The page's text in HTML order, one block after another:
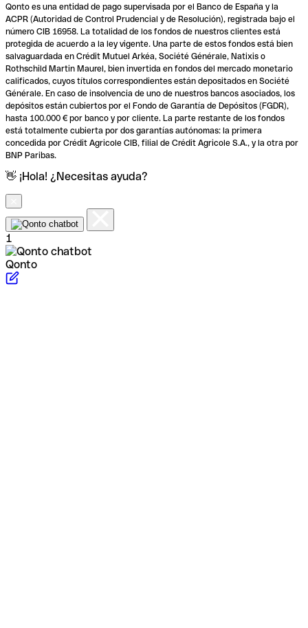
Qonto es una entidad de pago supervisada por el Banco de España y la
ACPR (Autoridad de Control Prudencial y de Resolución), registrada bajo el
número CIB 16958. La totalidad de los fondos de nuestros clientes está
protegida de acuerdo a la ley vigente. Una parte de estos fondos está bien
salvaguardada en Crédit Mutuel Arkéa, Société Générale, Natixis o
Rothschild Martin Maurel, bien invertida en fondos del mercado monetario
calificados, cuyos títulos correspondientes están depositados en Société
Générale. En caso de insolvencia de uno de nuestros bancos asociados, los
depósitos están cubiertos por el Fondo de Garantía de Depósitos (FGDR),
hasta 100.000 € por banco y por cliente. La parte restante de los fondos
está totalmente cubierta por dos garantías autónomas: la primera
concedida por Crédit Agricole CIB, filial de Crédit Agricole S.A., y la otra por
BNP Paribas.
👋 ¡Hola! ¿Necesitas ayuda?
1
Qonto